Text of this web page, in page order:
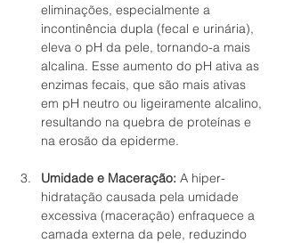
eliminações, especialmente a
incontinência dupla (fecal e urinária),
eleva o pH da pele, tornando-a mais
alcalina. Esse aumento do pH ativa as
enzimas fecais, que são mais ativas
em pH neutro ou ligeiramente alcalino,
resultando na quebra de proteínas e
na erosão da epiderme.
Umidade e Maceração: A hiper-
hidratação causada pela umidade
excessiva (maceração) enfraquece a
camada externa da pele, reduzindo